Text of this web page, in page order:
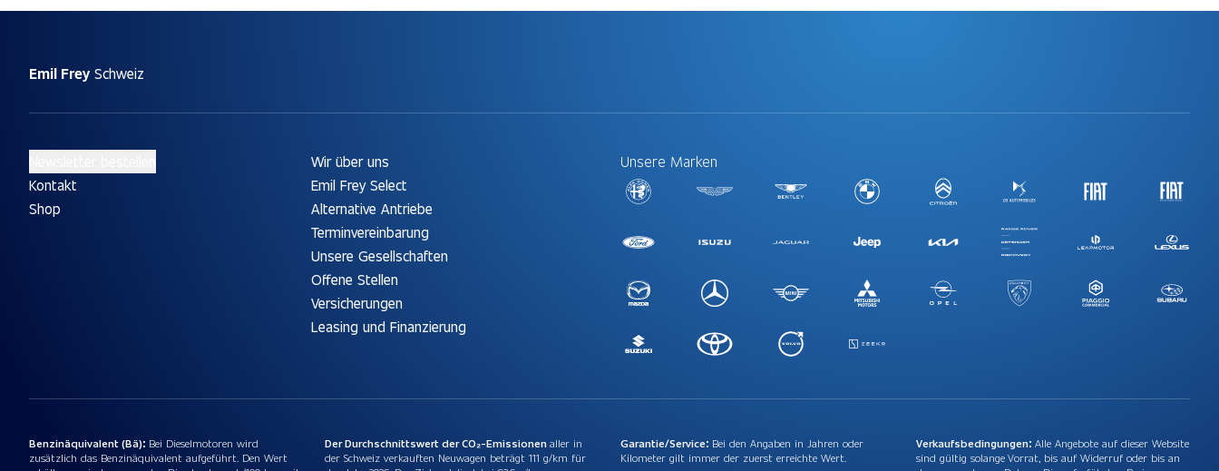
Emil Frey Schweiz
Kontakt
Shop
Wir über uns
Emil Frey Select
Alternative Antriebe
Terminvereinbarung
Unsere Gesellschaften
Offene Stellen
Versicherungen
Leasing und Finanzierung
Unsere Marken
Benzinäquivalent (Bä): Bei Dieselmotoren wird
zusätzlich das Benzinäquivalent aufgeführt. Den Wert
Der Durchschnittswert der CO₂-Emissionenaller in
der Schweiz verkauften Neuwagen beträgt 111 g/km für
Garantie/Service: Bei den Angaben in Jahren oder
Kilometer gilt immer der zuerst erreichte Wert.
Verkaufsbedingungen: Alle Angebote auf dieser Website
sind gültig solange Vorrat, bis auf Widerruf oder bis an